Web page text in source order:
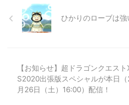
ひかりのローブは強
【お知らせ】超ドラゴンクエス
S2020出張版スペシャルが本日
月26日（土）16:00）配信！